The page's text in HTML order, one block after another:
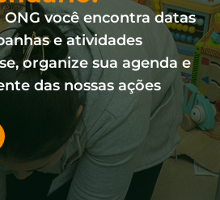
você encontra datas
e atividades
organize sua agenda e
das nossas ações